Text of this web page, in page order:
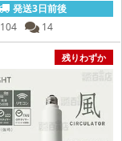
発送3日前後
104 14
残りわずか